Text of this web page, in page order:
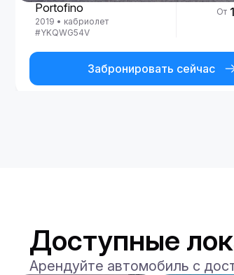
Portofino
2019 • кабриолет
#YKQWG54V
От
Забронировать сейчас
Доступные
Арендуйте автомобиль с